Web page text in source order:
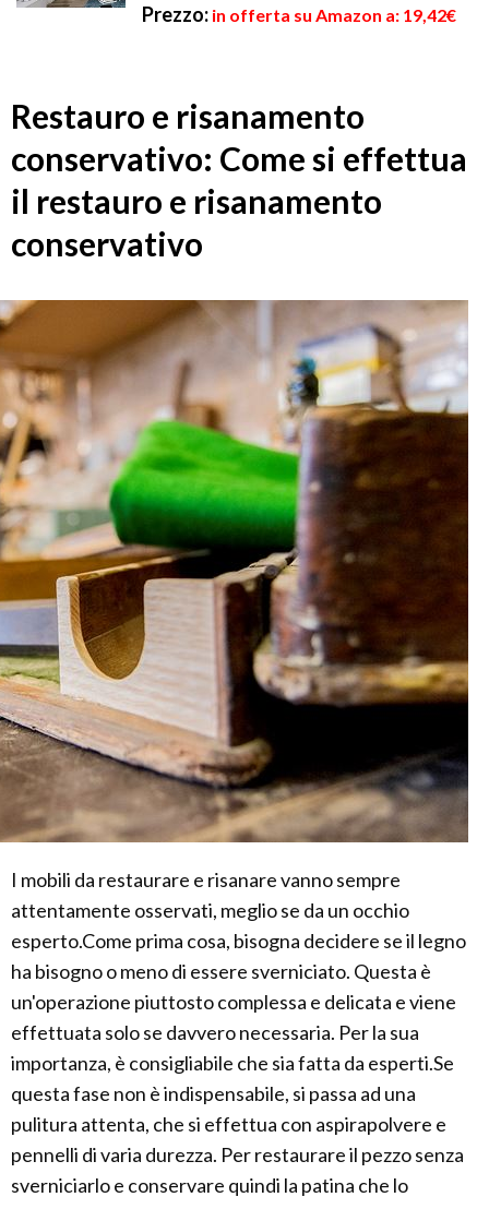
Prezzo: in offerta su Amazon a: 19,42€
Restauro e risanamento
conservativo: Come si effettua
il restauro e risanamento
conservativo
I mobili da restaurare e risanare vanno sempre
attentamente osservati, meglio se da un occhio
esperto.Come prima cosa, bisogna decidere se il legno
ha bisogno o meno di essere sverniciato. Questa è
un'operazione piuttosto complessa e delicata e viene
effettuata solo se davvero necessaria. Per la sua
importanza, è consigliabile che sia fatta da esperti.Se
questa fase non è indispensabile, si passa ad una
pulitura attenta, che si effettua con aspirapolvere e
pennelli di varia durezza. Per restaurare il pezzo senza
sverniciarlo e conservare quindi la patina che lo